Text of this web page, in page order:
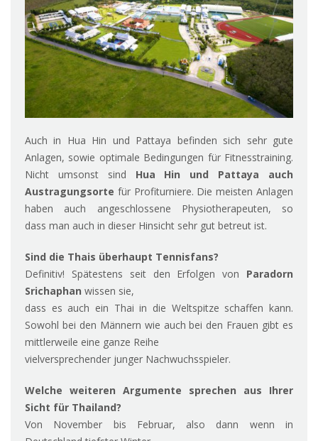
Auch in Hua Hin und Pattaya befinden sich sehr gute
Anlagen, sowie optimale Bedingungen für Fitnesstraining.
Nicht umsonst sind Hua Hin und Pattaya auch
Austragungsorte für Profiturniere. Die meisten Anlagen
haben auch angeschlossene Physiotherapeuten, so
dass man auch in dieser Hinsicht sehr gut betreut ist.
Sind die Thais überhaupt Tennisfans?
Definitiv! Spätestens seit den Erfolgen von Paradorn
Srichaphan wissen sie,
dass es auch ein Thai in die Weltspitze schaffen kann.
Sowohl bei den Männern wie auch bei den Frauen gibt es
mittlerweile eine ganze Reihe
vielversprechender junger Nachwuchsspieler.
Welche weiteren Argumente sprechen aus Ihrer
Sicht für Thailand?
Von November bis Februar, also dann wenn in